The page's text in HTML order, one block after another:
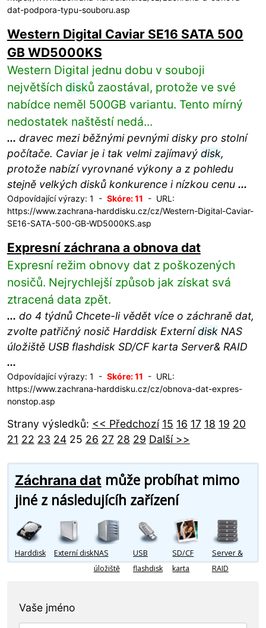
dat-podpora-typu-souboru.asp
Western Digital Caviar SE16 SATA 500
GB WD5000KS
Western Digital jednu dobu v souboji
největších disků zaostával, protože ve své
nabídce neměl 500GB variantu. Tento mírný
nedostatek naštěstí nedá...
... dravec mezi běžnými pevnými disky pro stolní
počítače. Caviar je i tak velmi zajímavý disk,
protože nabízí vyrovnané výkony a z pohledu
stejně velkých disků konkurence i nízkou cenu ...
Odpovídající výrazy: 1 - Skóre: 11 - URL:
https://www.zachrana-harddisku.cz/cz/Western-Digital-Caviar-
SE16-SATA-500-GB-WD5000KS.asp
Expresní záchrana a obnova dat
Expresní režim obnovy dat z poškozených
nosičů. Nejrychlejší způsob jak získat svá
ztracená data zpět.
... do 4 týdnů Chcete-li vědět více o záchraně dat,
zvolte patřičný nosič Harddisk ExternídiskNAS
úložiště USB flashdisk SD/CF karta Server& RAID
...
Odpovídající výrazy: 1 - Skóre: 11 - URL:
https://www.zachrana-harddisku.cz/cz/obnova-dat-expres-
nonstop.asp
Strany výsledků: << Předchozí 15 16 17 18 19 20
21 22 23 2425 26 27 28 29 Další >>
Záchrana datmůže probíhat mimo
jiné z následujícíh zařízení
Harddisk Externí diskNAS
úložiště
USB
flashdisk
SD/CF
karta
Server &
RAID
Vaše jméno